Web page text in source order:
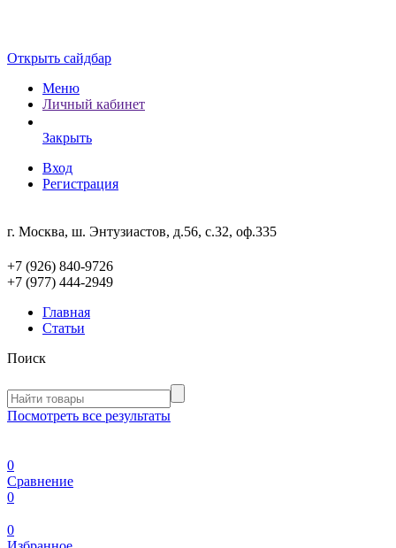
Открыть сайдбар
Меню
Личный кабинет
Закрыть
Вход
Регистрация
г. Москва, ш. Энтузиастов, д.56, с.32, оф.335
+7 (926) 840-9726
+7 (977) 444-2949
Главная
Статьи
Поиск
Посмотреть все результаты
0
Сравнение
0
0